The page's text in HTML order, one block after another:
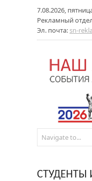
7.08.2026,
Рекламный
Эл. почта: sn-
СТУДЕНТЫ